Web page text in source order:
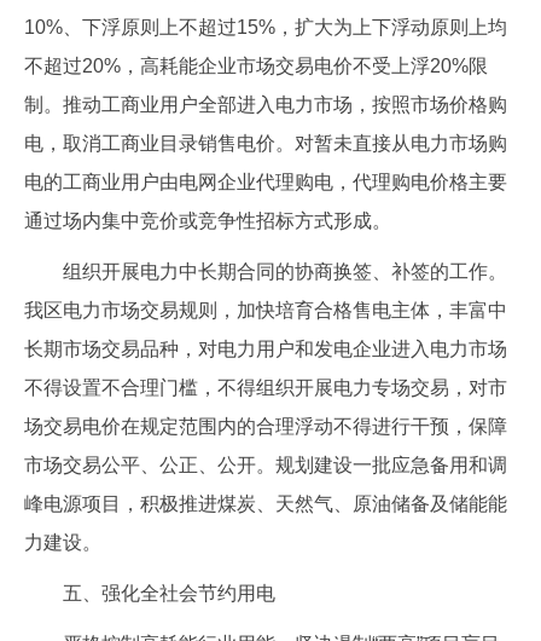
10%、下浮原则上不超过15%，扩大为上下浮动原则上均
不超过20%，高耗能企业市场交易电价不受上浮20%限
制。推动工商业用户全部进入电力市场，按照市场价格购
电，取消工商业目录销售电价。对暂未直接从电力市场购
电的工商业用户由电网企业代理购电，代理购电价格主要
通过场内集中竞价或竞争性招标方式形成。
组织开展电力中长期合同的协商换签、补签的工作。
我区电力市场交易规则，加快培育合格售电主体，丰富中
长期市场交易品种，对电力用户和发电企业进入电力市场
不得设置不合理门槛，不得组织开展电力专场交易，对市
场交易电价在规定范围内的合理浮动不得进行干预，保障
市场交易公平、公正、公开。规划建设一批应急备用和调
峰电源项目，积极推进煤炭、天然气、原油储备及储能能
力建设。
五、强化全社会节约用电